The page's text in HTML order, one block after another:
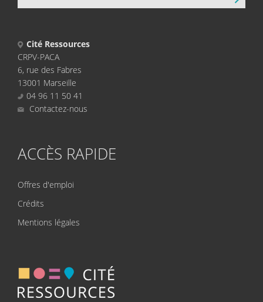
Cité Ressources
CRPV-PACA
6, rue des Fabres
13001 Marseille
04 96 11 50 41
Contactez-nous
ACCÈS RAPIDE
Offres d'emploi
Crédits
Mentions légales